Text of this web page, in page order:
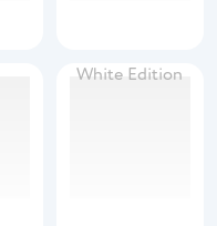
White Edition